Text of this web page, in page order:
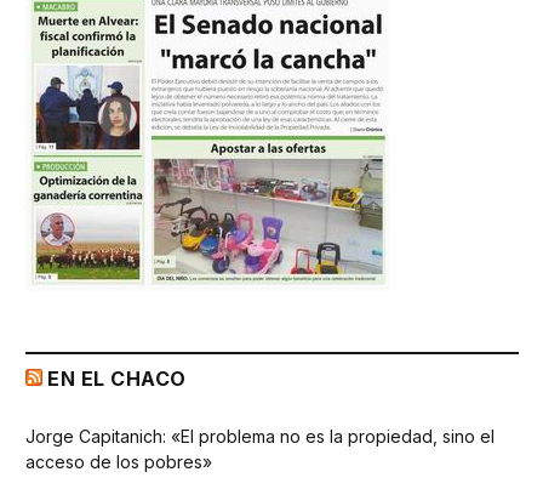
EN EL CHACO
Jorge Capitanich: «El problema no es la propiedad, sino el
acceso de los pobres»